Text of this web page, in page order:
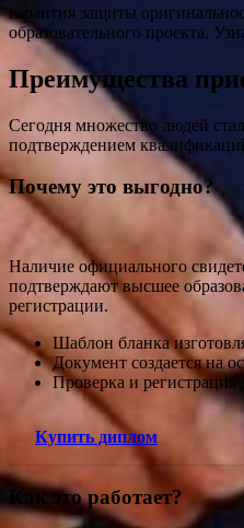
гарантия защиты
образовательного проекта.
Преимущества
Сегодня множество людей
подтверждением
Почему это выгодно?
Наличие официального
подтверждают высшее
регистрации.
Шаблон бланка
Документ создается на
Проверка и регистрация
Купить диплом
Как это работает?